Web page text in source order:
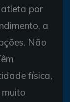
por
a
Não
física,